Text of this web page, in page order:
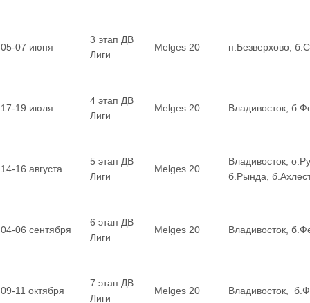
05-07 июня
3 этап ДВ
Лиги
Melges 20 п.Безверхово,
17-19 июля
4 этап ДВ
Лиги
Melges 20 Владивосток,
14-16 августа
5 этап ДВ
Лиги
Melges 20
Владивосток,
б.Рында,
04-06 сентября
6 этап ДВ
Лиги
Melges 20 Владивосток,
09-11 октября
7 этап ДВ
Лиги
Melges 20 Владивосток,